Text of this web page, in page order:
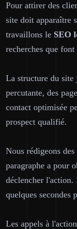
Pour attirer des
site doit apparaître
travaillons le SEO
recherches que
La structure du site
percutante, des
contact optimisée
prospect qualifié.
Nous rédigeons
paragraphe a pour
déclencher
quelques secondes
Les appels à